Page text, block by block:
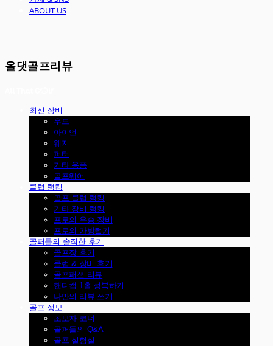
ABOUT US
올댓골프리뷰
최신 장비
우드
아이언
웨지
퍼터
기타 용품
골프웨어
클럽 랭킹
골프 클럽 랭킹
기타 장비 랭킹
프로의 우승 장비
프로의 가방털기
골퍼들의 솔직한 후기
골프장 후기
클럽 & 장비 후기
골프패션 리뷰
핸디캡 1홀 정복하기
나만의 리뷰 쓰기
골프 정보
초보자 코너
골퍼들의 Q&A
골프 실험실